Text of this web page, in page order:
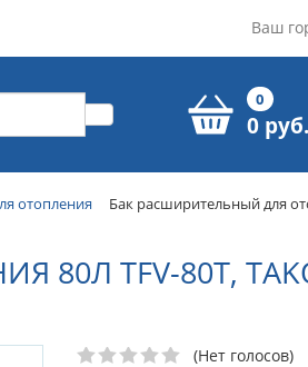
Ваш
0
0 руб.
отопления Бак расширительный для
TFV-80T,
(Нет голосов)